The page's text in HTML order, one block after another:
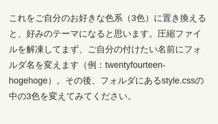
これをご自分のお好きな色系（3色）に置き換える
と、好みのテーマになると思います。圧縮ファイ
ルを解凍してまず、ご自分の付けたい名前にフォ
ルダ名を変えます（例：twentyfourteen-
hogehoge）。その後、フォルダにあるstyle.cssの
中の3色を変えてみてください。